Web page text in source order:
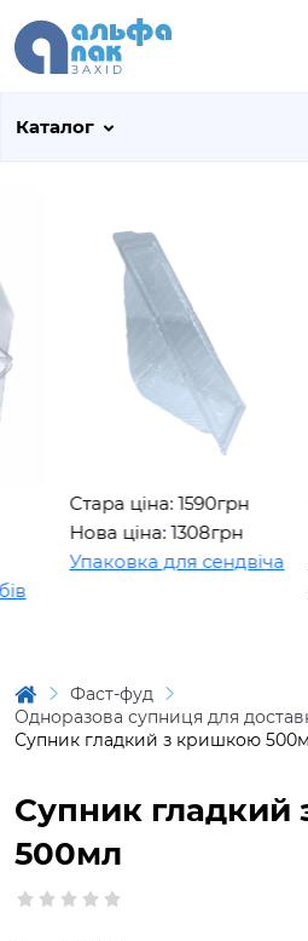
Каталог
Стара ціна: 1590грн
Нова ціна: 1308грн
Упаковка для сендвіча
Фаст-фуд
Одноразова супниця для
Супник гладкий з кришкою
Супник
500мл